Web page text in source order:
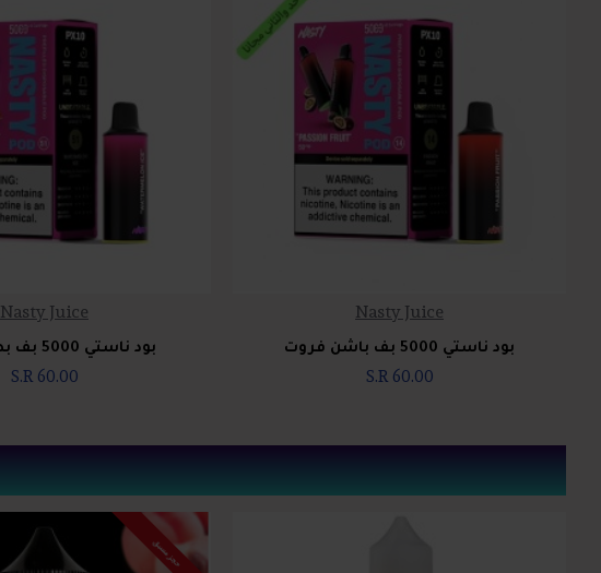
Nasty Juice
بود ناستي 5000 بف باشن فروت
S.R 60.00
Nasty Juice
بود ناستي 5000 بف بطيخ ايس
S.R 60.00
حجز مسبق